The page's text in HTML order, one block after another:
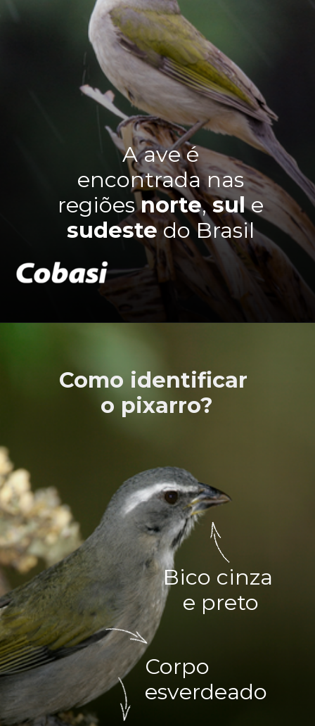
A ave é
encontrada nas
regiõesnorte,sule
sudestedo Brasil
Bico cinza
e preto
Corpo
esverdeado
Como identificar
o pixarro?